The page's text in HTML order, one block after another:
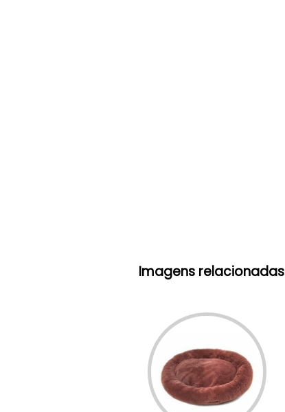
Imagens relacionadas